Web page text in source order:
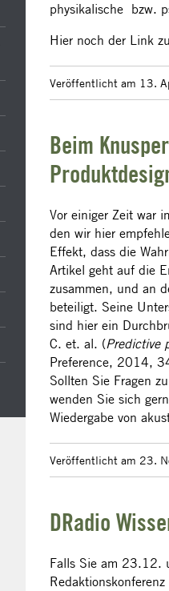
physikalische bzw.
Hier noch der Link
Veröffentlicht am 13.
Beim
Vor einiger Zeit war
den wir hier
Effekt, dass die
Artikel geht auf die
zusammen, und an
beteiligt. Seine
sind hier ein
C. et. al. (Predictive
Preference, 2014,
Sollten Sie Fragen
wenden Sie sich
Wiedergabe von
Veröffentlicht am 23.
DRadio
Falls Sie am 23.12.